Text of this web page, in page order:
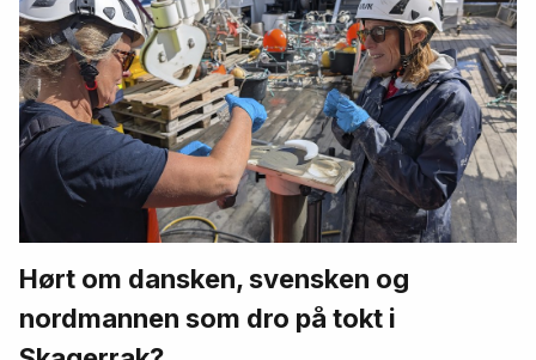
Hørt om dansken, svensken og
nordmannen som dro på tokt i